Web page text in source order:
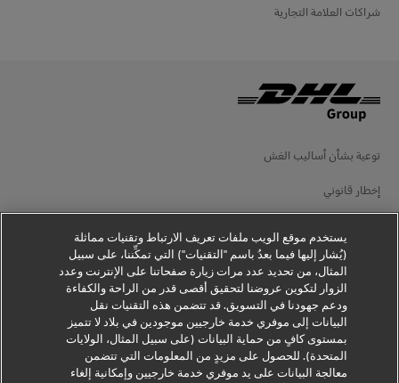
شراكات العلامة التجارية
توعية بشأن أساليب الغش
إخطار قانوني
إخطار الخصوصية
معلومات إضافية
إعدادات ملفات تعريف الارتباط
يستخدم موقع الويب ملفات تعريف الارتباط وتقنيات مماثلة
(يُشار إليها فيما بعدُ باسم "التقنيات") التي تمكِّننا، على سبيل
المثال، من تحديد عدد مرات زيارة صفحاتنا على الإنترنت وعدد
الزوار لتكوين عروضنا لتحقيق أقصى قدر من الراحة والكفاءة
ودعم جهودنا في التسويق. قد تتضمن هذه التقنيات نقل
البيانات إلى موفري خدمة خارجيين موجودين في بلاد لا تتميز
بمستوى كافٍ من حماية البيانات (على سبيل المثال، الولايات
المتحدة). للحصول على مزيدٍ من المعلومات التي تتضمن
معالجة البيانات على يد موفري خدمة خارجيين وإمكانية إلغاء